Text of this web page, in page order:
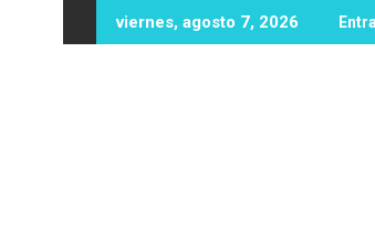
al
viernes, agosto 7, 2026
oportunidades educativas con posible sede
UAS fortalece